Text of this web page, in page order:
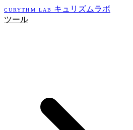
CURYTHM LAB
キュリズムラボ
ツール